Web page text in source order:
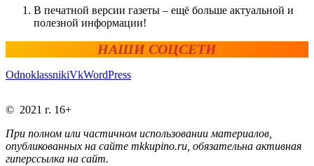
В печатной версии газеты – ещё больше актуальной и
полезной информации!
НАШИ СОЦСЕТИ
OdnoklassnikiVkWordPress
© 2021 г. 16+
При полном или частичном использовании материалов,
опубликованных на сайте mkkupino.ru, обязательна активная
гиперссылка на сайт.